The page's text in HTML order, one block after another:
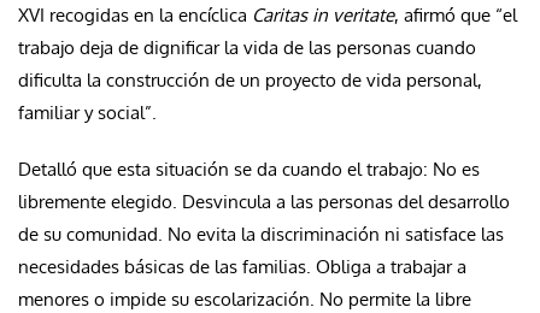
XVI recogidas en la encíclica Caritas in veritate, afirmó que “el
trabajo deja de dignificar la vida de las personas cuando
dificulta la construcción de un proyecto de vida personal,
familiar y social”.
Detalló que esta situación se da cuando el trabajo: No es
libremente elegido. Desvincula a las personas del desarrollo
de su comunidad. No evita la discriminación ni satisface las
necesidades básicas de las familias. Obliga a trabajar a
menores o impide su escolarización. No permite la libre